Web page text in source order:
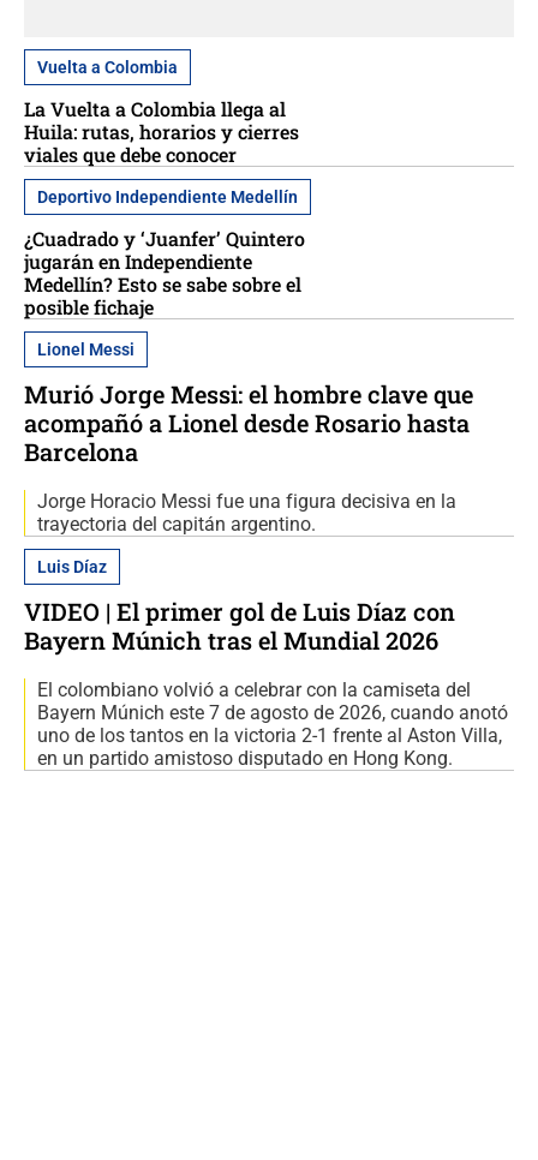
Vuelta a Colombia
La Vuelta a Colombia llega al
Huila: rutas, horarios y cierres
viales que debe conocer
Deportivo Independiente Medellín
¿Cuadrado y ‘Juanfer’ Quintero
jugarán en Independiente
Medellín? Esto se sabe sobre el
posible fichaje
Lionel Messi
Murió Jorge Messi: el hombre clave que
acompañó a Lionel desde Rosario hasta
Barcelona
Jorge Horacio Messi fue una figura decisiva en la
trayectoria del capitán argentino.
Luis Díaz
VIDEO | El primer gol de Luis Díaz con
Bayern Múnich tras el Mundial 2026
El colombiano volvió a celebrar con la camiseta del
Bayern Múnich este 7 de agosto de 2026, cuando anotó
uno de los tantos en la victoria 2-1 frente al Aston Villa,
en un partido amistoso disputado en Hong Kong.